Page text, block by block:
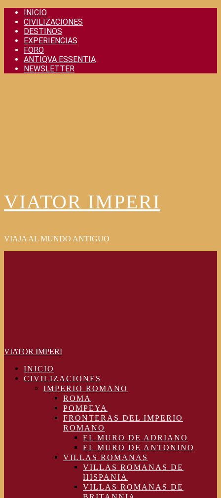
Skip
content
INICIO
CIVILIZACIONES
DESTINOS
EXPERIENCIAS
FORO
ANTIQVA ESSENTIA
NEWSLETTER
VIATOR IMPERI
VIAJA AL MUNDO ANTIGUO
VIATOR IMPERI
INICIO
CIVILIZACIONES
IMPERIO ROMANO
ROMA
POMPEYA
FRONTERAS DEL IMPERIO
ROMANO
EL MURO DE ADRIANO
EL MURO DE ANTONINO
VILLAS ROMANAS
VILLAS ROMANAS DE
HISPANIA
VILLAS ROMANAS DE